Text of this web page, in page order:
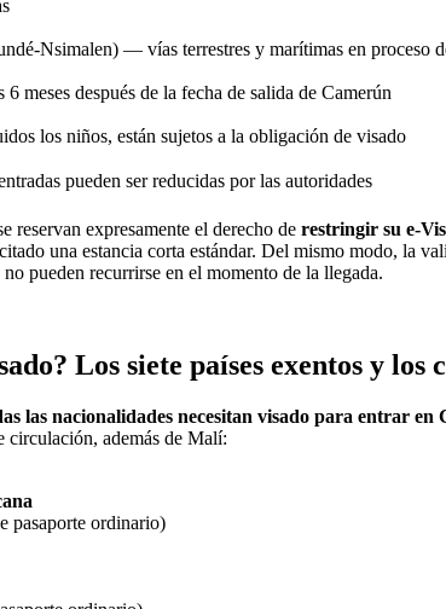
Nsimalen) — vías terrestres y marítimas en proceso
meses después de la fecha de salida de Camerún
los niños, están sujetos a la obligación de visado
pueden ser reducidas por las autoridades
reservan expresamente el derecho de restringir su e-
una estancia corta estándar. Del mismo modo, la
pueden recurrirse en el momento de la llegada.
Los siete países exentos y los
las nacionalidades necesitan visado para entrar en
circulación, además de Malí:
pasaporte ordinario)